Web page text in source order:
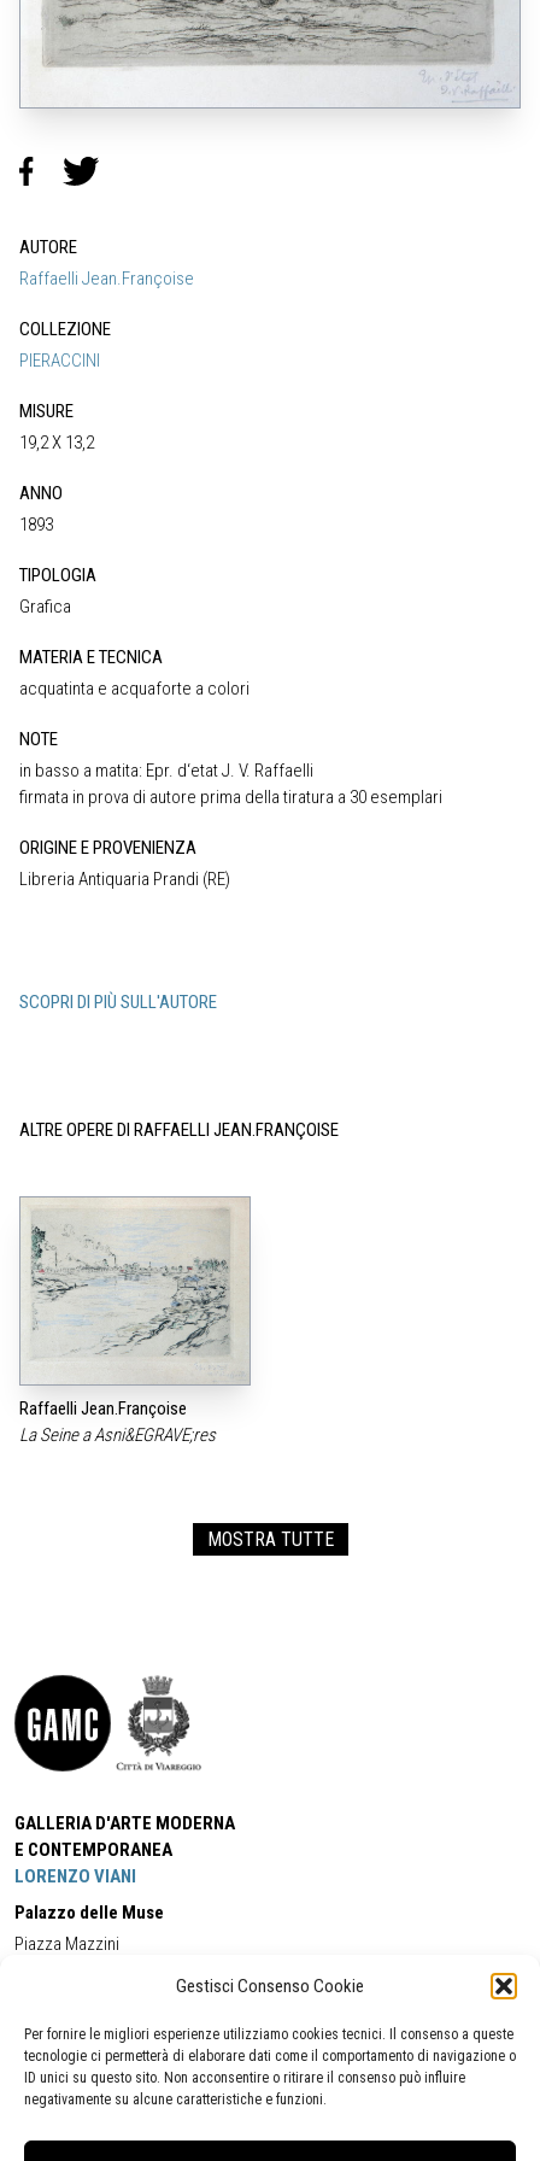
Gestisci Consenso Cookie
Per fornire le migliori esperienze utilizziamo cookies tecnici. Il consenso a queste
tecnologie ci permetterà di elaborare dati come il comportamento di navigazione o
ID unici su questo sito. Non acconsentire o ritirare il consenso può influire
negativamente su alcune caratteristiche e funzioni.
AUTORE
Raffaelli Jean.Françoise
COLLEZIONE
PIERACCINI
MISURE
19,2 X 13,2
ANNO
1893
TIPOLOGIA
Grafica
MATERIA E TECNICA
acquatinta e acquaforte a colori
NOTE
in basso a matita: Epr. d‘etat J. V. Raffaelli
firmata in prova di autore prima della tiratura a 30 esemplari
ORIGINE E PROVENIENZA
Libreria Antiquaria Prandi (RE)
SCOPRI DI PIÙ SULL'AUTORE
ALTRE OPERE DI RAFFAELLI JEAN.FRANÇOISE
Raffaelli Jean.Françoise
La Seine a Asni&EGRAVE;res
MOSTRA TUTTE
GALLERIA D'ARTE MODERNA
E CONTEMPORANEA
LORENZO VIANI
Palazzo delle Muse
Piazza Mazzini
Cell:+39 338 5714978 (orario apertura Galleria)
Tel:
+39 0584 944580
(orario 09.00/13.00)
Email:gamc@comune.viareggio.lu.it
Segnalazione di inaccessibilità